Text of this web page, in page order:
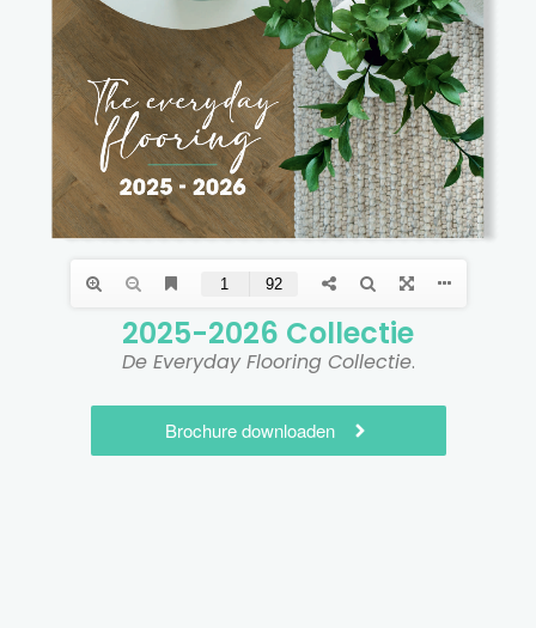
2025-2026 Collectie​
De Everyday Flooring Collectie.
Brochure downloaden